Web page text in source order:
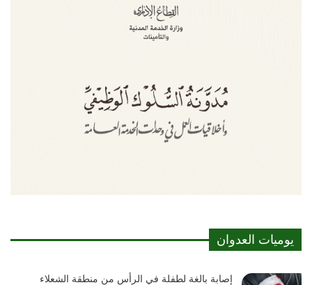
يوميات العدوان
إصابة بالغة لطفلة في الرأس من منطقة الشعلاء